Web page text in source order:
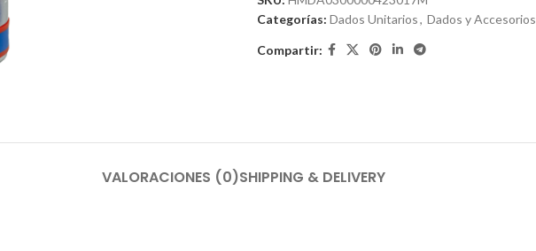
Categorías: Dados Unitarios, Dados y Accesorios
Compartir:
VALORACIONES (0)SHIPPING & DELIVERY